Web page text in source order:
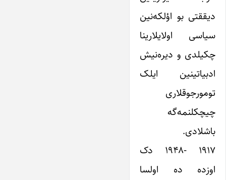
دیققتی بو اؤلکه‌نین
سیاسی اولایلارینا
چکیلدی و دیره‌نیش
ادبیاتینین ایلک
تومورجوقلاری
چیچکلنمه‌گه
باشلادی.
۱۹۱۷ -۱۹۴۸ دک
اوزده ده اولسا